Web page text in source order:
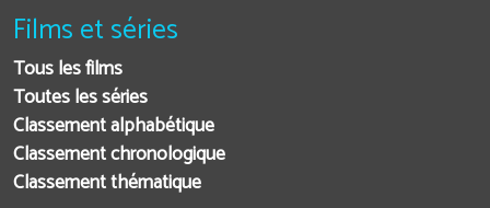
Films et séries
Tous les films
Toutes les séries
Classement alphabétique
Classement chronologique
Classement thématique